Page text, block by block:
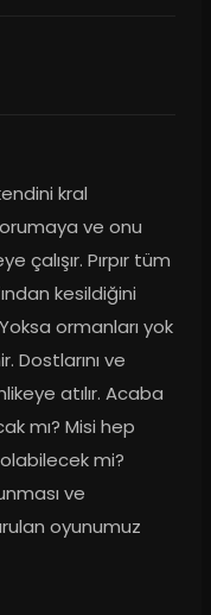
kral
ve onu
Pırpır tüm
kesildiğini
ormanları yok
Dostlarını ve
atılır. Acaba
mı? Misi hep
mi?
ve
oyunumuz